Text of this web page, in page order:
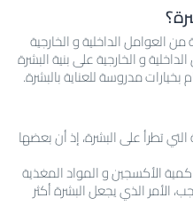
الداخلية و الخارجية
و الخارجية على بنية البشرة
مدروسة للعناية بالبشرة.
التي تطرأ على البشرة، إذ أن بعضها
الأكسجين و المواد المغذية
الأمر الذي يجعل البشرة أكثر